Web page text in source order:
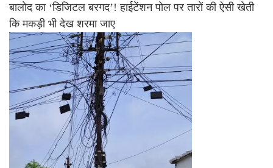
बालोद का ‘डिजिटल बरगद’! हाईटेंशन पोल पर तारों की ऐसी खेती
कि मकड़ी भी देख शरमा जाए